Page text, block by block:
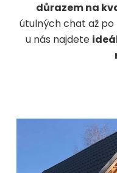
důrazem na
útulných chat až
u nás najdete